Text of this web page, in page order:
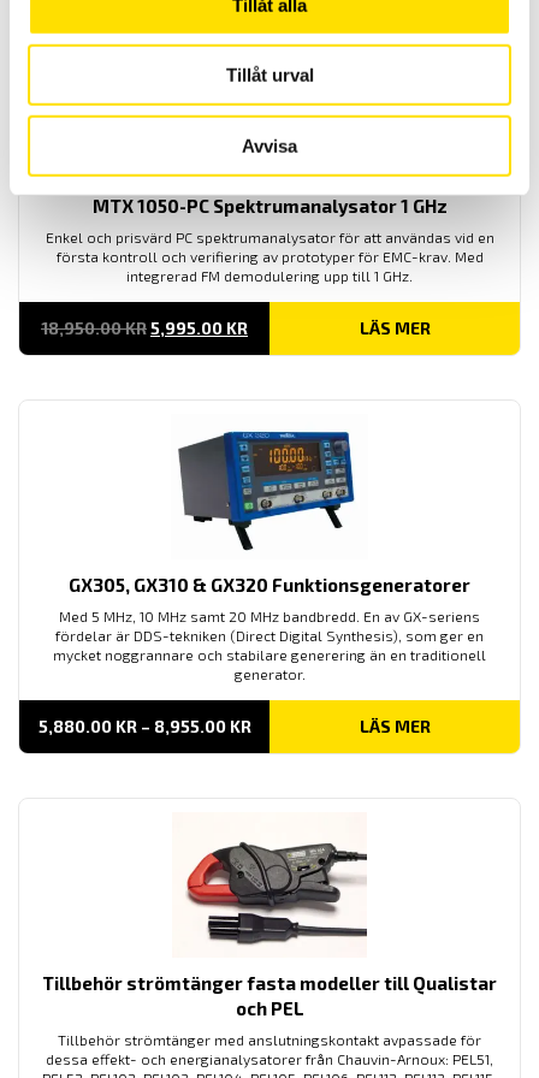
Tillåt alla
Tillåt urval
Avvisa
Rea!
MTX 1050-PC Spektrumanalysator 1 GHz
Enkel och prisvärd PC spektrumanalysator för att användas vid en
första kontroll och verifiering av prototyper för EMC-krav. Med
integrerad FM demodulering upp till 1 GHz.
18,950.00KR DET
URSPRUNGLIGA
PRISET
5,995.00 KRDET
NUVARANDE
PRISET
LÄS MER
GX305, GX310 & GX320 Funktionsgeneratorer
Med 5 MHz, 10 MHz samt 20 MHz bandbredd. En av GX-seriens
fördelar är DDS-tekniken (Direct Digital Synthesis), som ger en
mycket noggrannare och stabilare generering än en traditionell
generator.
5,880.00 KR – 8,955.00 KRPRISINTERVALL:
TILL
LÄS MER
Tillbehör strömtänger fasta modeller till Qualistar
och PEL
Tillbehör strömtänger med anslutningskontakt avpassade för
dessa effekt- och energianalysatorer från Chauvin-Arnoux: PEL51,